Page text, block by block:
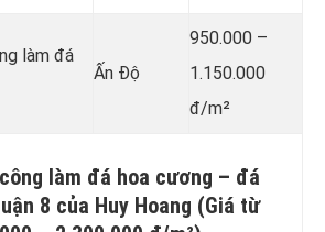
làm đá
Ấn Độ
950.000 –
1.150.000
đ/m²
làm đá hoa cương – đá
8 của Huy Hoang (Giá từ